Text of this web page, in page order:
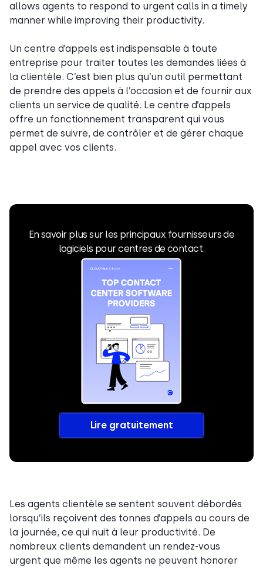
allows agents to respond to urgent calls in a timely
manner while improving their productivity.
Un centre d’appels est indispensable à toute
entreprise pour traiter toutes les demandes liées à
la clientèle. C’est bien plus qu’un outil permettant
de prendre des appels à l’occasion et de fournir aux
clients un service de qualité. Le centre d’appels
offre un fonctionnement transparent qui vous
permet de suivre, de contrôler et de gérer chaque
appel avec vos clients.
En savoir plus sur les principaux fournisseurs de
logiciels pour centres de contact.
Lire gratuitement
Les agents clientèle se sentent souvent débordés
lorsqu’ils reçoivent des tonnes d’appels au cours de
la journée, ce qui nuit à leur productivité. De
nombreux clients demandent un rendez-vous
urgent que même les agents ne peuvent honorer